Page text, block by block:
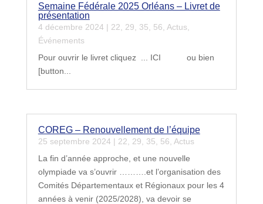
Semaine Fédérale 2025 Orléans – Livret de
présentation
4 décembre 2024 | 22 29 35 56 Actus
Événements
Pour ouvrir le livret cliquez ... ICI ou bien
[button...
COREG – Renouvellement de l’équipe
25 septembre 2024 | 22 29 35 56 Actus
La fin d’année approche, et une nouvelle
olympiade va s’ouvrir ……….et l’organisation des
Comités Départementaux et Régionaux pour les 4
années à venir (2025/2028), va devoir se